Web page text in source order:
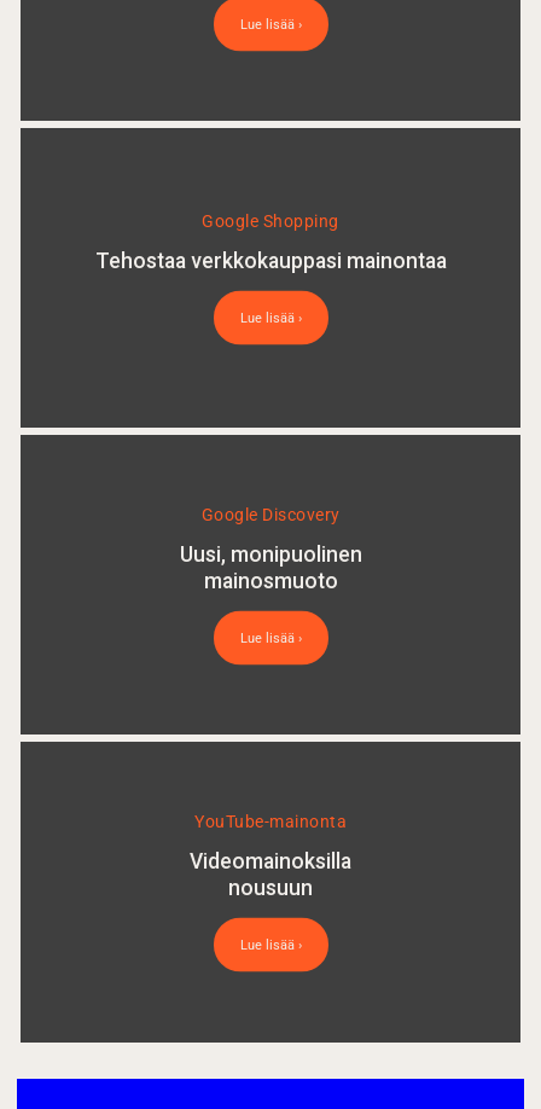
Lue lisää ›
Google Shopping
Tehostaa verkkokauppasi mainontaa
Lue lisää ›
Google Discovery
Uusi, monipuolinen
mainosmuoto
Lue lisää ›
YouTube-mainonta
Videomainoksilla
nousuun
Lue lisää ›